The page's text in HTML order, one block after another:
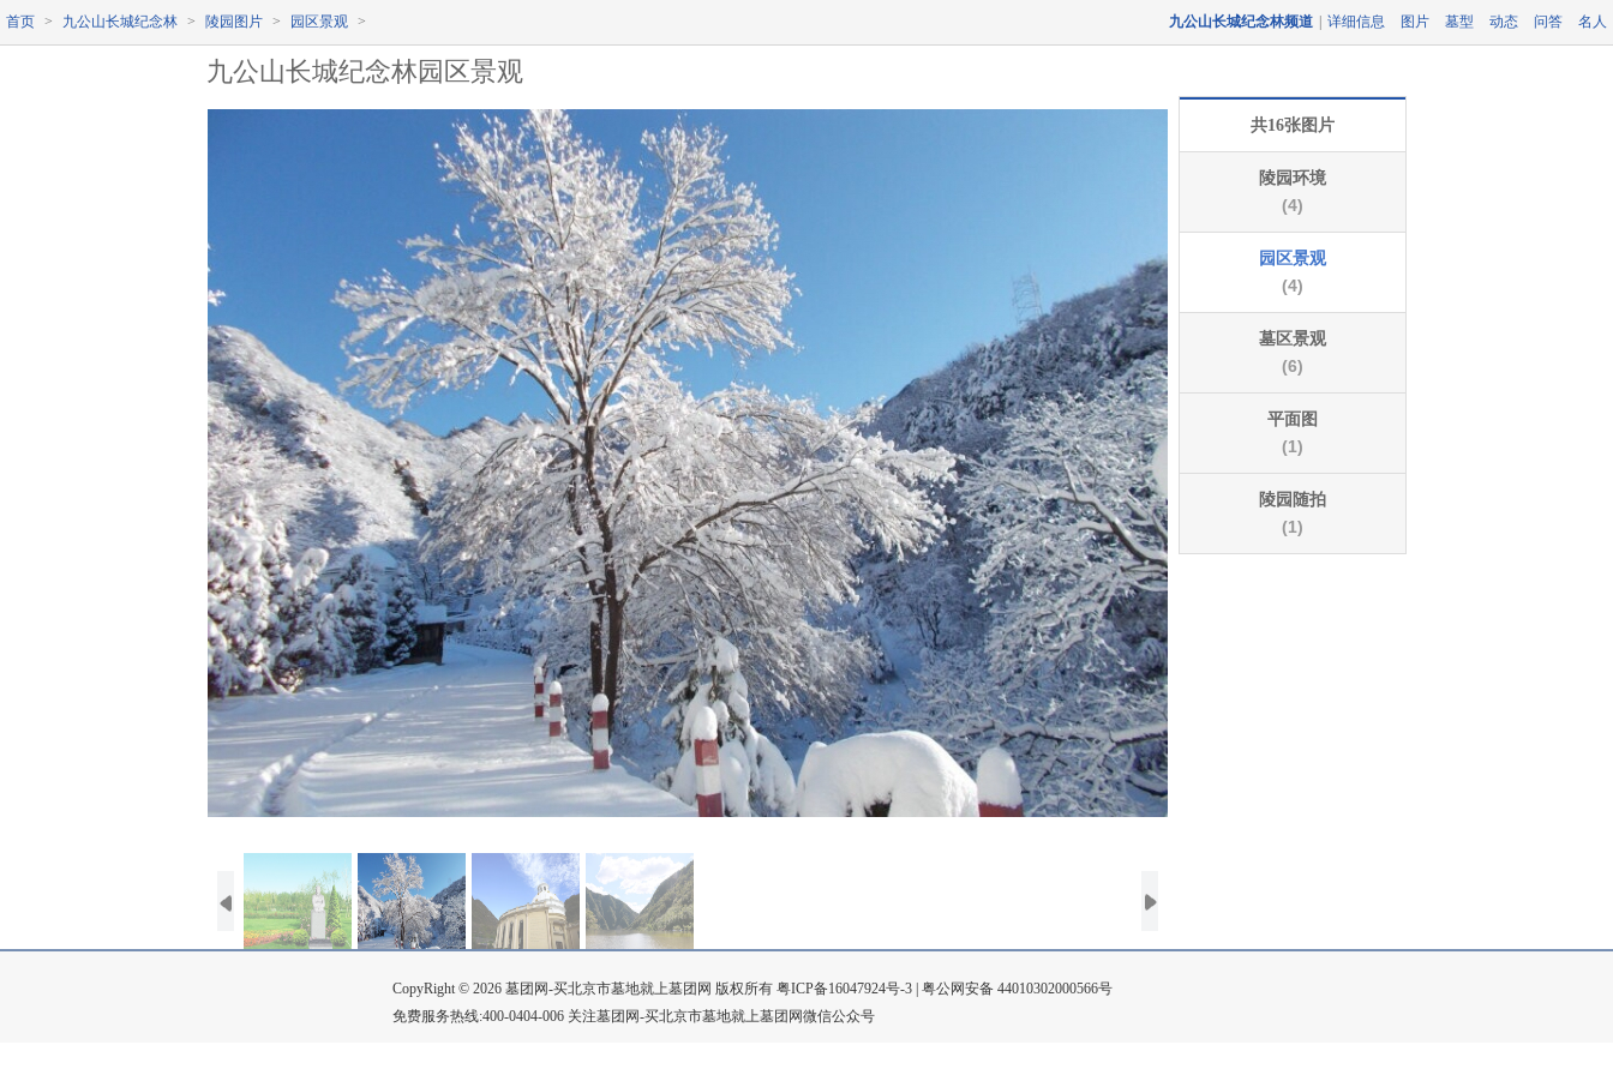
首页 > 九公山长城纪念林 > 陵园图片 > 园区景观 > 九公山长城纪念林频道 详细信息 图片 墓型 动态 问答 名人
九公山长城纪念林园区景观
共16张图片
陵园环境
(4)
园区景观
(4)
墓区景观
(6)
平面图
(1)
陵园随拍
(1)
CopyRight © 2026 墓团网-买北京市墓地就上墓团网 版权所有 粤ICP备16047924号-3 粤公网安备 44010302000566号
免费服务热线:400-0404-006 关注墓团网-买北京市墓地就上墓团网微信公众号